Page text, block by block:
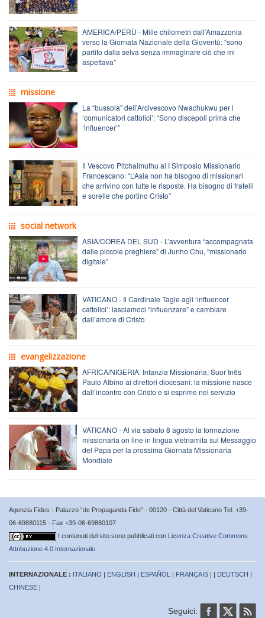
AMERICA/PERÙ - Mille chilometri dall’Amazzonia
verso la Giornata Nazionale della Gioventù: “sono
partito dalla selva senza immaginare ciò che mi
aspettava”
missione
La “bussola” dell’Arcivescovo Nwachukwu per i
‘comunicatori cattolici’: “Sono discepoli prima che
‘influencer’”
Il Vescovo Pitchaimuthu al I Simposio Missionario
Francescano: “L’Asia non ha bisogno di missionari
che arrivino con tutte le risposte. Ha bisogno di fratelli
e sorelle che portino Cristo”
social network
ASIA/COREA DEL SUD - L’avventura “accompagnata
dalle piccole preghiere” di Junho Chu, “missionario
digitale”
VATICANO - Il Cardinale Tagle agli ‘influencer
cattolici’: lasciamoci “influenzare” e cambiare
dall’amore di Cristo
evangelizzazione
AFRICA/NIGERIA: Infanzia Missionaria, Suor Inês
Paulo Albino ai direttori diocesani: la missione nasce
dall’incontro con Cristo e si esprime nel servizio
VATICANO - Al via sabato 8 agosto la formazione
missionaria on line in lingua vietnamita sul Messaggio
del Papa per la prossima Giornata Missionaria
Mondiale
Agenzia Fides - Palazzo “de Propaganda Fide” - 00120 - Città del Vaticano Tel. +39-
06-69880115 - Fax +39-06-69880107
I contenuti del sito sono pubblicati con Licenza Creative Commons
Attribuzione 4.0 Internazionale
INTERNAZIONALE : ITALIANO | ENGLISH | ESPAÑOL | FRANÇAIS | | DEUTSCH |
CHINESE |
Seguici: